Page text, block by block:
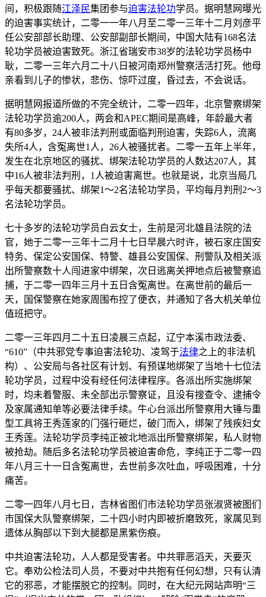
间，积极跟随江泽民集团参与迫害法轮功学员。据明慧网曝光
的迫害事实统计，二零一一年八月至二零一三年十二月刘彦平
任公安部部长助理、公安部副部长期间，中国大陆有168名法
轮功学员被迫害致死。浙江省瑞安市38岁的法轮功学员杨中
耿，二零一三年六月二十八日被河南郑州警察活活打死。他母
亲看到儿子的惨状，悲伤、惊吓过度，昏过去，不会说话。
据明慧网报道所做的不完全统计，二零一四年，北京警察绑架
法轮功学员逾200人，两会和APEC期间是高峰，年龄最大者
有80多岁，24人被非法判刑或面临判刑迫害，失踪6人，流离
失所4人，含冤离世1人，26人被骚扰者。二零一五年上半年，
发生在北京地区的骚扰、绑架法轮功学员的人数达207人，其
中16人被非法判刑，1人被迫害离世。也就是说，北京当局几
乎每天都要骚扰、绑架1～2名法轮功学员，平均每月判刑2～3
名法轮功学员。
七十多岁的法轮功学员白云女士，生前是河北雄县法院的法
官，她于二零一三年十二月十七日早晨六时许，被石家庄国安
特务、保定公安国保、特警、雄县公安国保、刑警队及相关派
出所警察数十人闯进家中绑架，次日逃离关押地点后被警察追
捕，于二零一四年三月十五日含冤离世。在离世前的最后一
天，国保警察在她家周围布控了便衣，并通知了各大机关单位
值班把守。
二零一三年四月二十五日凌晨三点起，辽宁本溪市政法委、
“610”（中共邪党专事迫害法轮功、凌驾于法律之上的非法机
构）、公安局与各社区有计划、有预谋地绑架了当地十七位法
轮功学员，过程中没有经任何法律程序。各派出所实施绑架
时，均未着警服、未全部出示警察证，且没有搜查令、逮捕令
及家属通知单等必要法律手续。牛心台派出所警察用大锤与重
型工具将王秀莲家的门强行砸烂，破门而入，绑架了残疾妇女
王秀莲。法轮功学员李纯正被北地派出所警察绑架，私人财物
被抢劫。随后多名法轮功学员被迫害命危，李纯正于二零一四
年八月三十一日含冤离世，去世前多次吐血，呼吸困难，十分
痛苦。
二零一四年八月七日，吉林省图们市法轮功学员张淑贤被图们
市国保大队警察绑架，二十四小时内即被折磨致死，家属见到
遗体从胸部以下到大腿都是黑紫伤痕。
中共迫害法轮功，人人都是受害者。中共罪恶滔天，天要灭
它。奉劝公检法司人员，不要对中共抱有任何幻想，只有认清
它的邪恶，才能摆脱它的控制。同时，在大纪元网站声明“三